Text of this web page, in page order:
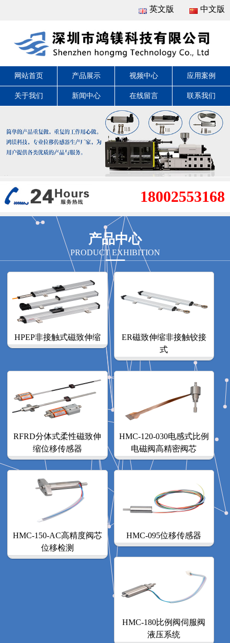
中文版
英文版
网站首页 产品展示 视频中心 应用案例
关于我们 新闻中心 在线留言 联系我们
18002553168
产品中心
PRODUCT EXHIBITION
HPEP非接触式磁致伸缩
ER磁致伸缩非接触铰接
式
RFRD分体式柔性磁致伸
缩位移传感器
HMC-120-030电感式比例
电磁阀高精密阀芯
HMC-150-AC高精度阀芯
位移检测
HMC-095位移传感器
HMC-180比例阀伺服阀
液压系统